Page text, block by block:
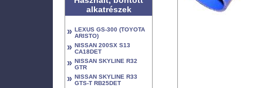
alkatrészek
» LEXUS GS-300 (TOYOTA
ARISTO)
» NISSAN 200SX S13
CA18DET
» NISSAN SKYLINE R32
GTR
» NISSAN SKYLINE R33
GTS-T RB25DET